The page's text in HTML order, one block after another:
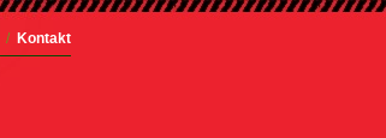
/ Kontakt